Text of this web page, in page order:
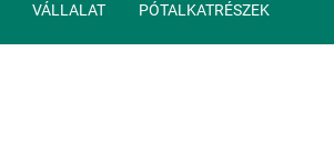
VÁLLALAT PÓTALKATRÉSZEK